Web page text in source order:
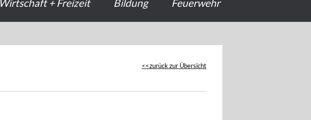
Wirtschaft + Freizeit Bildung Feuerwehr
zurück zur Übersicht